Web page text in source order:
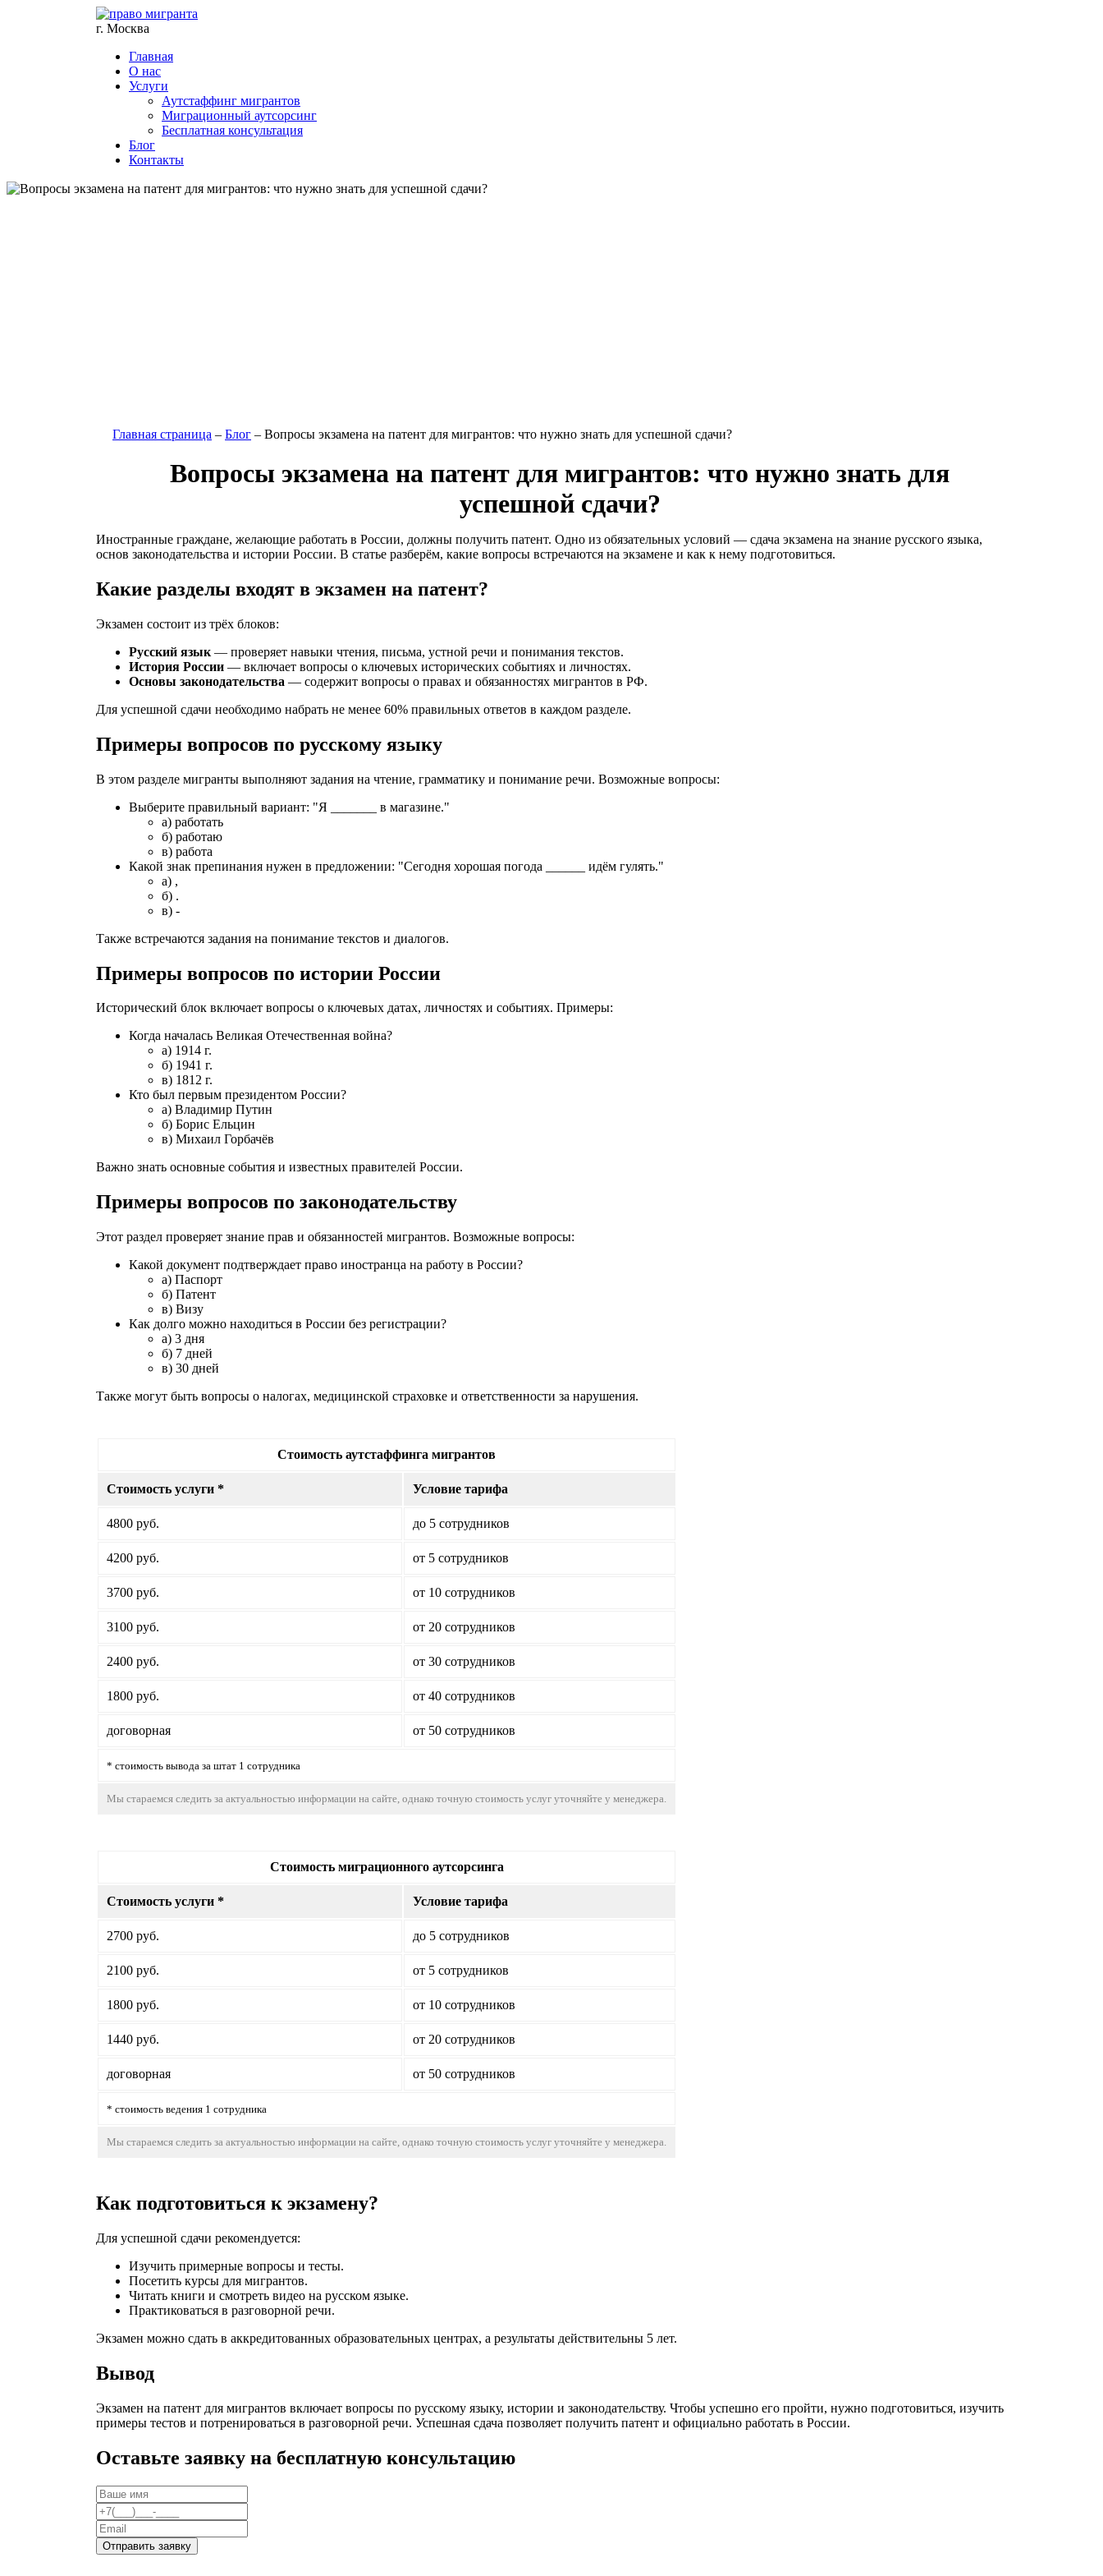
г. Москва
Главная
О нас
Услуги
Аутстаффинг мигрантов
Миграционный аутсорсинг
Бесплатная консультация
Блог
Контакты
Главная страница – Блог – Вопросы экзамена на патент для мигрантов: что нужно знать для успешной сдачи?
Вопросы экзамена на патент для мигрантов: что нужно знать для
успешной сдачи?
Иностранные граждане, желающие работать в России, должны получить патент. Одно из обязательных условий — сдача экзамена на знание русского языка,
основ законодательства и истории России. В статье разберём, какие вопросы встречаются на экзамене и как к нему подготовиться.
Какие разделы входят в экзамен на патент?
Экзамен состоит из трёх блоков:
Русский язык — проверяет навыки чтения, письма, устной речи и понимания текстов.
История России — включает вопросы о ключевых исторических событиях и личностях.
Основы законодательства — содержит вопросы о правах и обязанностях мигрантов в РФ.
Для успешной сдачи необходимо набрать не менее 60% правильных ответов в каждом разделе.
Примеры вопросов по русскому языку
В этом разделе мигранты выполняют задания на чтение, грамматику и понимание речи. Возможные вопросы:
Выберите правильный вариант: "Я _______ в магазине."
а) работать
б) работаю
в) работа
Какой знак препинания нужен в предложении: "Сегодня хорошая погода ______ идём гулять."
а) ,
б) .
в) -
Также встречаются задания на понимание текстов и диалогов.
Примеры вопросов по истории России
Исторический блок включает вопросы о ключевых датах, личностях и событиях. Примеры:
Когда началась Великая Отечественная война?
а) 1914 г.
б) 1941 г.
в) 1812 г.
Кто был первым президентом России?
а) Владимир Путин
б) Борис Ельцин
в) Михаил Горбачёв
Важно знать основные события и известных правителей России.
Примеры вопросов по законодательству
Этот раздел проверяет знание прав и обязанностей мигрантов. Возможные вопросы:
Какой документ подтверждает право иностранца на работу в России?
а) Паспорт
б) Патент
в) Визу
Как долго можно находиться в России без регистрации?
а) 3 дня
б) 7 дней
в) 30 дней
Также могут быть вопросы о налогах, медицинской страховке и ответственности за нарушения.
Стоимость аутстаффинга мигрантов
Стоимость услуги * Условие тарифа
4800 руб. до 5 сотрудников
4200 руб. от 5 сотрудников
3700 руб. от 10 сотрудников
3100 руб. от 20 сотрудников
2400 руб. от 30 сотрудников
1800 руб. от 40 сотрудников
договорная от 50 сотрудников
* стоимость вывода за штат 1 сотрудника
Мы стараемся следить за актуальностью информации на сайте, однако точную стоимость услуг уточняйте у менеджера.
Стоимость миграционного аутсорсинга
Стоимость услуги * Условие тарифа
2700 руб. до 5 сотрудников
2100 руб. от 5 сотрудников
1800 руб. от 10 сотрудников
1440 руб. от 20 сотрудников
договорная от 50 сотрудников
* стоимость ведения 1 сотрудника
Мы стараемся следить за актуальностью информации на сайте, однако точную стоимость услуг уточняйте у менеджера.
Как подготовиться к экзамену?
Для успешной сдачи рекомендуется:
Изучить примерные вопросы и тесты.
Посетить курсы для мигрантов.
Читать книги и смотреть видео на русском языке.
Практиковаться в разговорной речи.
Экзамен можно сдать в аккредитованных образовательных центрах, а результаты действительны 5 лет.
Вывод
Экзамен на патент для мигрантов включает вопросы по русскому языку, истории и законодательству. Чтобы успешно его пройти, нужно подготовиться, изучить
примеры тестов и потренироваться в разговорной речи. Успешная сдача позволяет получить патент и официально работать в России.
Оставьте заявку на бесплатную консультацию
Отправить заявку